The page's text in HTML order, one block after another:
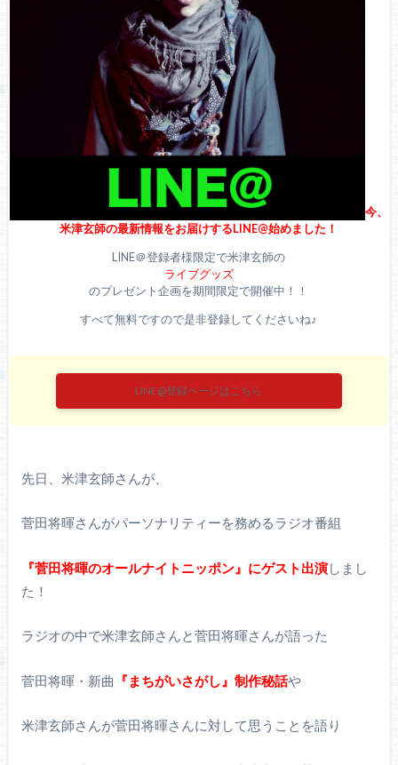
米津玄師作詞・作曲プロデュース、NHK2020応援ソング『パ
プリカ』の関連動画が1億回再生突破！
今、
米津玄師の最新情報をお届けするLINE@始めました！
LINE＠登録者様限定で米津玄師の
ライブグッズ
のプレゼント企画を期間限定で開催中！！
すべて無料ですので是非登録してくださいね♪
LINE@登録ページはこちら
先日、米津玄師さんが、
菅田将暉さんがパーソナリティーを務めるラジオ番組
『菅田将暉のオールナイトニッポン』にゲスト出演しまし
た！
ラジオの中で米津玄師さんと菅田将暉さんが語った
菅田将暉・新曲 『まちがいさがし』制作秘話や
米津玄師さんが菅田将暉さんに対して思うことを語り